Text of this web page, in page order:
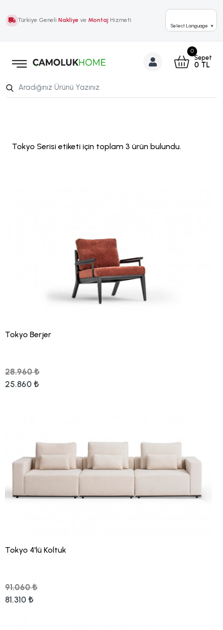
Türkiye Geneli Nakliye ve Montaj Hizmeti
Select Language ▼
0
Sepet
0 TL
Tokyo Serisi etiketi için toplam 3 ürün bulundu.
Tokyo Berjer
28.960 ₺
25.860 ₺
Tokyo 4'lü Koltuk
91.060 ₺
81.310 ₺